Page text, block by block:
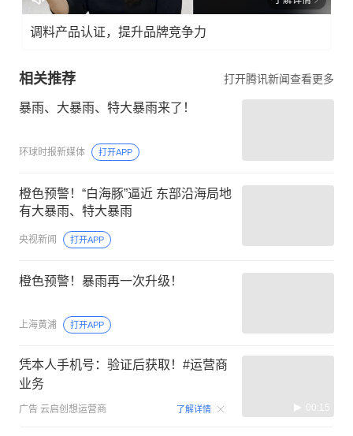
调料产品认证，提升品牌竞争力
相关推荐 打开腾讯新闻查看更多
暴雨、大暴雨、特大暴雨来了！
环球时报新媒体 打开APP
橙色预警！“白海豚”逼近 东部沿海局地
有大暴雨、特大暴雨
央视新闻 打开APP
橙色预警！暴雨再一次升级！
上海黄浦 打开APP
凭本人手机号：验证后获取！#运营商
业务
广告 云启创想运营商 了解详情 00:15